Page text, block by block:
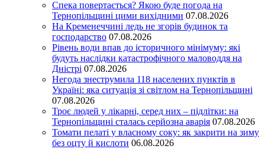
Спека повертається? Якою буде погода на
Тернопільщині цими вихідними 07.08.2026
На Кременеччині ледь не згорів будинок та
господарство 07.08.2026
Рівень води впав до історичного мінімуму: які
будуть наслідки катастрофічного маловоддя на
Дністрі 07.08.2026
Негода знеструмила 118 населених пунктів в
Україні: яка ситуація зі світлом на Тернопільщині
07.08.2026
Троє людей у лікарні, серед них – підлітки: на
Тернопільщині сталась серйозна аварія 07.08.2026
Томати пелаті у власному соку: як закрити на зиму
без оцту й кислоти 06.08.2026